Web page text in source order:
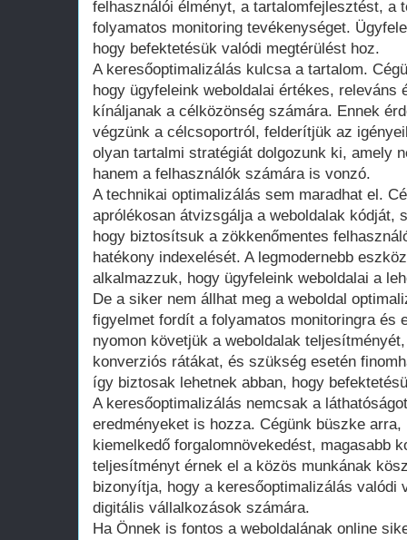
felhasználói élményt, a tartalomfejlesztést, a
folyamatos monitoring tevékenységet.
hogy befektetésük valódi megtérülést hoz.
A keresőoptimalizálás kulcsa a tartalom.
hogy ügyfeleink weboldalai értékes, releváns
kínáljanak a célközönség számára. Ennek
végzünk a célcsoportról, felderítjük az
olyan tartalmi stratégiát dolgozunk ki, amely
hanem a felhasználók számára is vonzó.
A technikai optimalizálás sem maradhat el.
aprólékosan átvizsgálja a weboldalak kódját,
hogy biztosítsuk a zökkenőmentes
hatékony indexelését. A legmodernebb
alkalmazzuk, hogy ügyfeleink weboldalai a
De a siker nem állhat meg a weboldal
figyelmet fordít a folyamatos monitoringra és
nyomon követjük a weboldalak
konverziós rátákat, és szükség esetén
így biztosak lehetnek abban, hogy
A keresőoptimalizálás nemcsak a
eredményeket is hozza. Cégünk büszke
kiemelkedő forgalomnövekedést, magasabb
teljesítményt érnek el a közös munkának
bizonyítja, hogy a keresőoptimalizálás valódi
digitális vállalkozások számára.
Ha Önnek is fontos a weboldalának online